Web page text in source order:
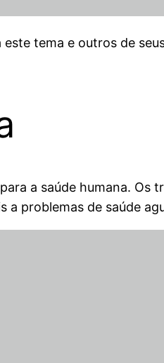
tema e outros de
a saúde humana. Os
problemas de saúde